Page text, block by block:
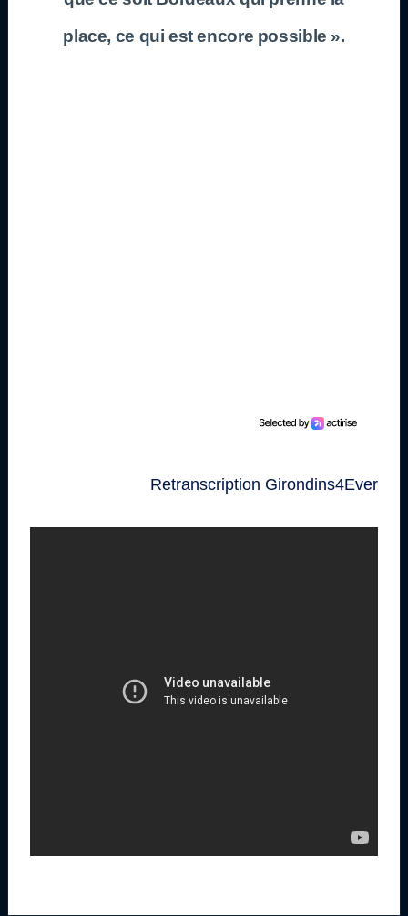
place, ce qui est encore possible ».
Retranscription Girondins4Ever